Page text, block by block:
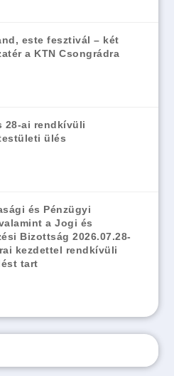
este fesztivál – két
a KTN Csongrádra
28-ai rendkívüli
ülés
és Pénzügyi
a Jogi és
Bizottság 2026.07.28-
kezdettel rendkívüli
tart